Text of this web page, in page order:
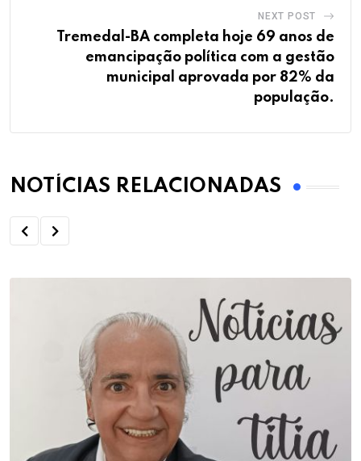
NEXT POST
Tremedal-BA completa hoje 69 anos de
emancipação política com a gestão
municipal aprovada por 82% da
população.
NOTÍCIAS RELACIONADAS